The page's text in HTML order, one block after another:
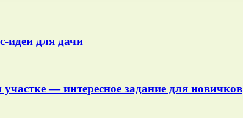
идеи для дачи
— интересное задание для новичков